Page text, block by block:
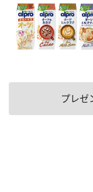
プレゼ